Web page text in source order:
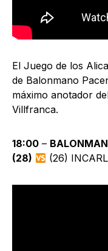
El Juego de los
de Balonmano
máximo anotador
Villfranca.
18:00 –
(28)
(26)